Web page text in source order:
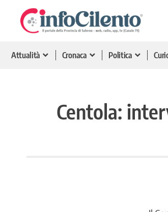
Attualità Cronaca Politica
Centola: